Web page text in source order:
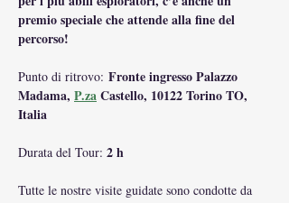
premio speciale che attende alla fine del
percorso!
Punto di ritrovo: Fronte ingresso Palazzo
Madama, P.za Castello, 10122 Torino TO,
Italia
Durata del Tour: 2 h
Tutte le nostre visite guidate sono condotte da